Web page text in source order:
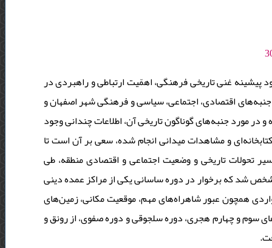
غنی تاریخی فرهنگی، اهمّیت ارتباطی و راهبردی در
اقتصادی، اجتماعی، سیاسی و فرهنگی شهر اصفهان و
در مورد جنبه‌های گوناگون تاریخی آن، اطلاعات چندانی وجود
و مشاهدات میدانی انجام شده، سعی بر آن است تا
تحولات تاریخی و وضعیت اجتماعی و اقتصادی منطقه، طی
شد که برخوار در دوره ساسانی یکی از مراکز عمده دینی
همچون عبور شاهراه‌های مهم، موقعیت مکانی، زمین‌های
سوم و چهارم هجری، دوره سلجوقی و دوره صفوی، از رونق و